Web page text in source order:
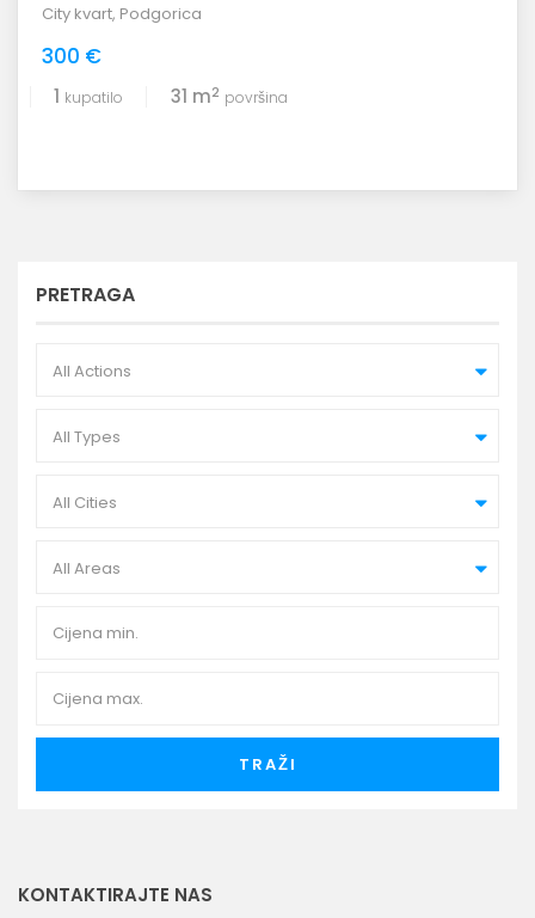
City kvart, Podgorica
300 €
1 kupatilo 31 m2 površina
PRETRAGA
All Actions
All Types
All Cities
All Areas
TRAŽI
KONTAKTIRAJTE NAS